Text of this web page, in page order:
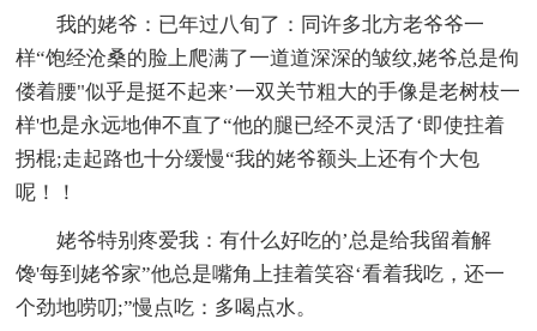
我的姥爷：已年过八旬了：同许多北方老爷爷一
样“饱经沧桑的脸上爬满了一道道深深的皱纹,姥爷总是佝
偻着腰"似乎是挺不起来’一双关节粗大的手像是老树枝一
样'也是永远地伸不直了“他的腿已经不灵活了‘即使拄着
拐棍;走起路也十分缓慢“我的姥爷额头上还有个大包
呢！！
姥爷特别疼爱我：有什么好吃的’总是给我留着解
馋'每到姥爷家”他总是嘴角上挂着笑容‘看着我吃，还一
个劲地唠叨;”慢点吃：多喝点水。